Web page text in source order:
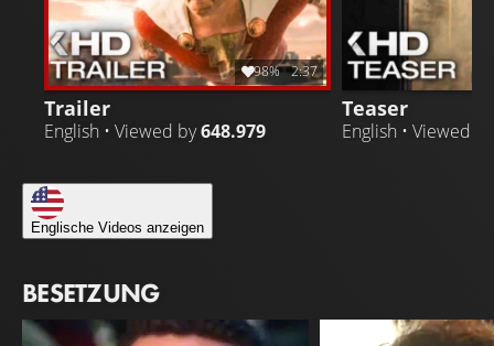
98% 2:37
Trailer
English • Viewed by648.979
Teaser
English • Viewed
Englische Videos anzeigen
BESETZUNG